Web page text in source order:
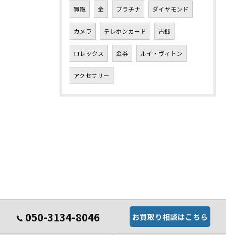
買取 金 プラチナ ダイヤモンド
カメラ テレホンカード 古銭
ロレックス 金券 ルイ・ヴィトン
アクセサリー
050-3134-8046 お買取り相談はこちら